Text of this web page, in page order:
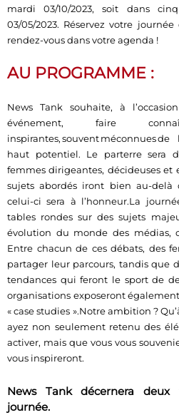
mardi 03/10/2023, soit dans
03/05/2023. Réservez votre
rendez-vous dans votre agenda !
AU PROGRAMME :
News Tank souhaite, à
événement, faire
inspirantes, souvent méconnues
haut potentiel. Le parterre sera
femmes dirigeantes, décideuses et
sujets abordés iront bien au-
celui-ci sera à l’honneur.La
tables rondes sur des sujets
évolution du monde des médias,
Entre chacun de ces débats, des
partager leur parcours, tandis que
tendances qui feront le sport de
organisations exposeront
« case studies ».Notre ambition ?
ayez non seulement retenu des
activer, mais que vous vous
vous inspireront.
News Tank décernera
journée.